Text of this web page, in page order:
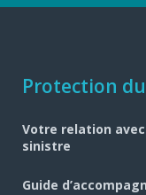
pied
de
page
Protection
Votre relation
sinistre
Guide